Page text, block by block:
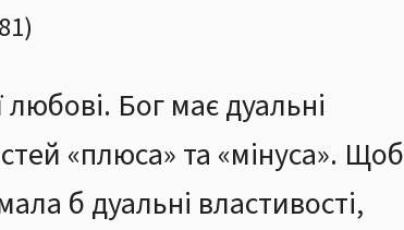
)
Бог має дуальні
«плюса» та «мінуса». Щоб
б дуальні властивості,